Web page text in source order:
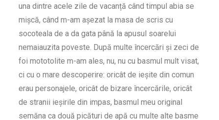
una dintre acele zile de vacanță când timpul abia se
mișcă, când m-am așezat la masa de scris cu
socoteala de a da gata până la apusul soarelui
nemaiauzita poveste. După multe încercări și zeci de
foi mototolite m-am ales, nu, nu cu basmul mult visat,
ci cu o mare descoperire: oricât de ieșite din comun
erau personajele, oricât de bizare încercările, oricât
de stranii ieșirile din impas, basmul meu original
semăna ca două picături de apă cu multe alte basme